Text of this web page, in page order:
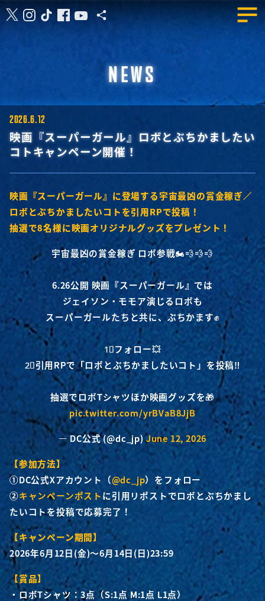
NEWS
2026.6.12
映画『スーパーガール』ロボとぶちかましたい
コトキャンペーン開催！
映画『スーパーガール』に登場する宇宙最凶の賞金稼ぎ／
ロボとぶちかましたいコトを引用RPで投稿！
抽選で8名様に映画オリジナルグッズをプレゼント！
宇宙最凶の賞金稼ぎ ロボ参戦🏍️💨💨💨
⠀
6.26公開 映画『スーパーガール』では
ジェイソン・モモア演じるロボも
スーパーガールたちと共に、ぶちかます✊
1⃣フォロー💥
2⃣引用RPで「ロボとぶちかましたいコト」を投稿‼️
⠀
抽選でロボTシャツほか映画グッズを🎁
pic.twitter.com/yrBVaB8JjB
— DC公式 (@dc_jp)June 12, 2026
【参加方法】
①DC公式Xアカウント（@dc_jp）をフォロー
②キャンペーンポストに引用リポストでロボとぶちかまし
たいコトを投稿で応募完了！
【キャンペーン期間】
2026年6月12日(金)～6月14日(日)23:59
【賞品】
・ロボTシャツ：3点（S:1点 M:1点 L1点）